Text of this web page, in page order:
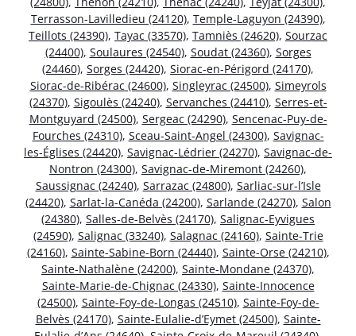
Terrasson-Lavilledieu (24120), Temple-Laguyon (24390),
Teillots (24390), Tayac (33570), Tamniès (24620), Sourzac
(24400), Soulaures (24540), Soudat (24360), Sorges
(24460), Sorges (24420), Siorac-en-Périgord (24170),
Siorac-de-Ribérac (24600), Singleyrac (24500), Simeyrols
(24370), Sigoulès (24240), Servanches (24410), Serres-et-
Montguyard (24500), Sergeac (24290), Sencenac-Puy-de-
Fourches (24310), Sceau-Saint-Angel (24300), Savignac-
les-Églises (24420), Savignac-Lédrier (24270), Savignac-de-
Nontron (24300), Savignac-de-Miremont (24260),
Saussignac (24240), Sarrazac (24800), Sarliac-sur-l’Isle
(24420), Sarlat-la-Canéda (24200), Sarlande (24270), Salon
(24380), Salles-de-Belvès (24170), Salignac-Eyvigues
(24590), Salignac (33240), Salagnac (24160), Sainte-Trie
(24160), Sainte-Sabine-Born (24440), Sainte-Orse (24210),
Sainte-Nathalène (24200), Sainte-Mondane (24370),
Sainte-Marie-de-Chignac (24330), Sainte-Innocence
(24500), Sainte-Foy-de-Longas (24510), Sainte-Foy-de-
Belvès (24170), Sainte-Eulalie-d’Eymet (24500), Sainte-